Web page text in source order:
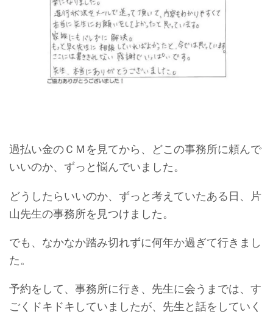
過払い金のＣＭを見てから、どこの事務所に頼んで
いいのか、ずっと悩んでいました。
どうしたらいいのか、ずっと考えていたある日、片
山先生の事務所を見つけました。
でも、なかなか踏み切れずに何年か過ぎて行きまし
た。
予約をして、事務所に行き、先生に会うまでは、す
ごくドキドキしていましたが、先生と話をしていく